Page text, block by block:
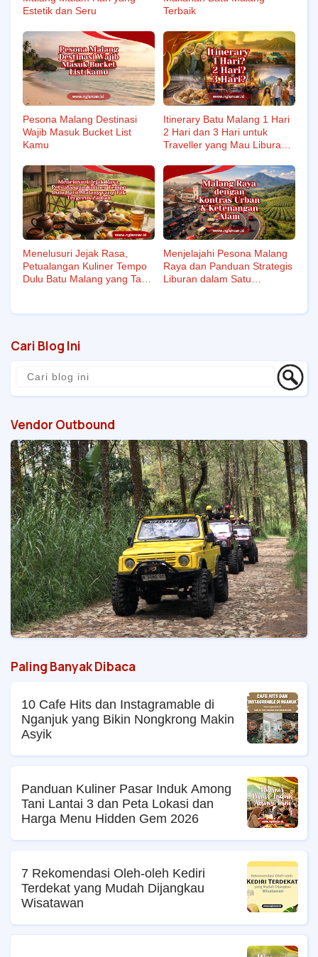
Estetik dan Seru
Terbaik
Pesona Malang Destinasi
Wajib Masuk Bucket List
Kamu
Itinerary Batu Malang 1 Hari
2 Hari dan 3 Hari untuk
Traveller yang Mau Liburan
Menelusuri Jejak Rasa,
Petualangan Kuliner Tempo
Dulu Batu Malang yang Tak
Menjelajahi Pesona Malang
Raya dan Panduan Strategis
Liburan dalam Satu
Cari Blog Ini
Vendor Outbound
Paling Banyak Dibaca
10 Cafe Hits dan Instagramable di
Nganjuk yang Bikin Nongkrong Makin
Asyik
Panduan Kuliner Pasar Induk Among
Tani Lantai 3 dan Peta Lokasi dan
Harga Menu Hidden Gem 2026
7 Rekomendasi Oleh-oleh Kediri
Terdekat yang Mudah Dijangkau
Wisatawan